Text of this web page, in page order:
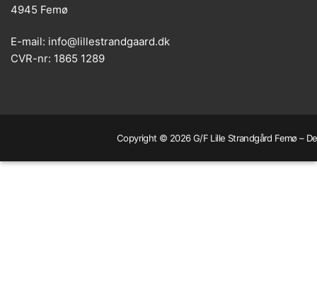
4945 Femø
E-mail: info@lillestrandgaard.dk
CVR-nr: 1865 1289
Copyright © 2026 G/F Lille Strandgård Femø –